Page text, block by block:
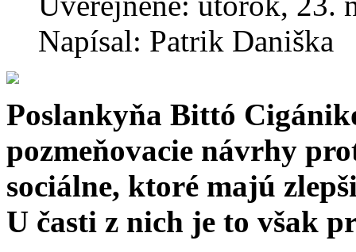
Napísal: Patrik Daniška
Poslankyňa Bittó
pozmeňovacie návrhy
sociálne, ktoré majú
U časti z nich je to však